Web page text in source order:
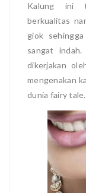
Kalung ini
berkualitas
giok
sangat
dikerjakan
mengenakan
dunia fairy tale.